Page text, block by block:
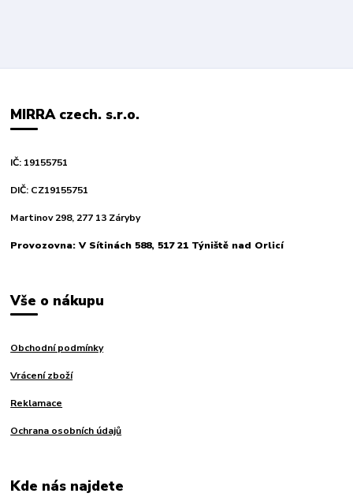
MIRRA czech. s.r.o.
IČ: 19155751
DIČ: CZ19155751
Martinov 298, 277 13 Záryby
Provozovna: V Sítinách 588, 517 21 Týniště nad Orlicí
Vše o nákupu
Obchodní podmínky
Vrácení zboží
Reklamace
Ochrana osobních údajů
Kde nás najdete